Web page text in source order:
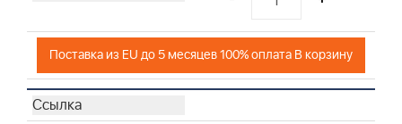
Поставка из EU до 5 месяцев 100% оплата В корзину